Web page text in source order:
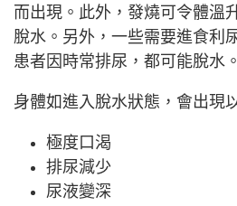
而出現。此外，發燒可令體溫
脫水。另外，一些需要進食利
患者因時常排尿，都可能脫水。
身體如進入脫水狀態，會出現
極度口渴
排尿減少
尿液變深